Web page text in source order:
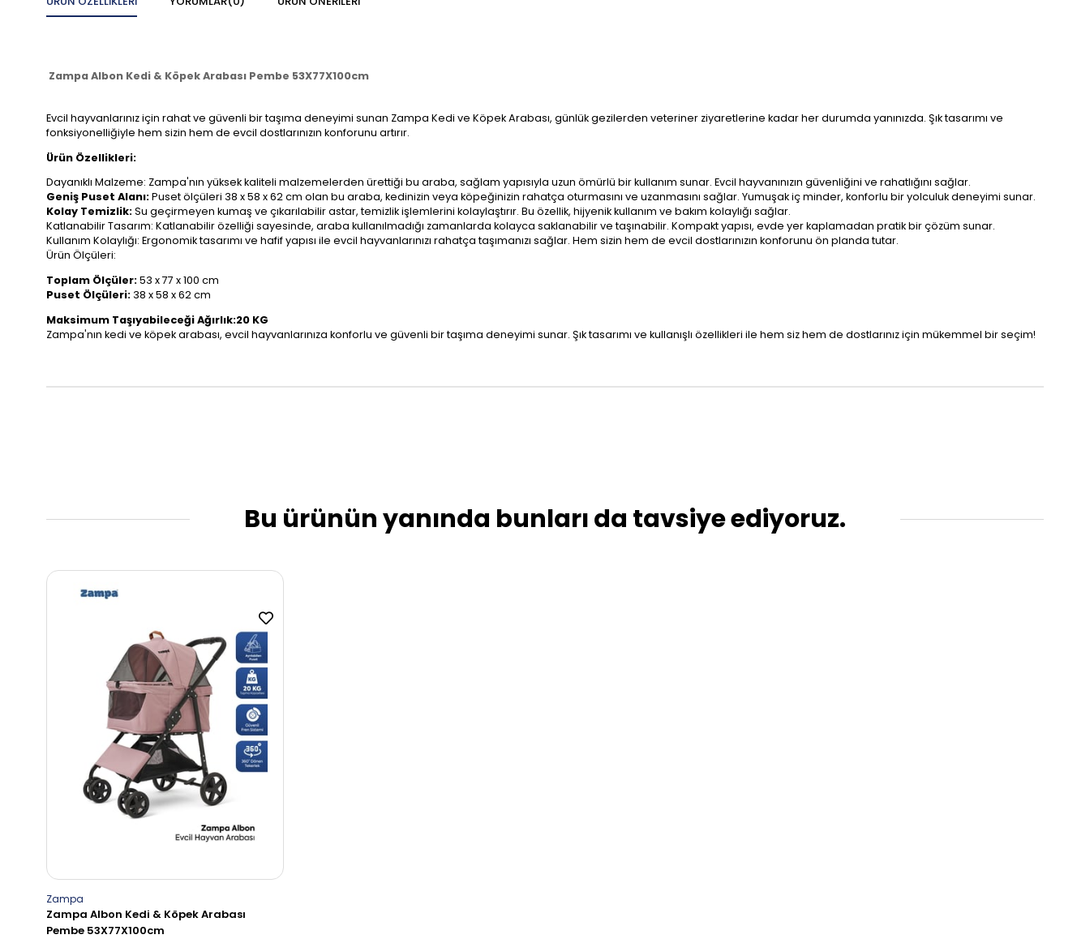
Zampa Albon Kedi & Köpek Arabası Pembe 53X77X100cm
Evcil hayvanlarınız için rahat ve güvenli bir taşıma deneyimi sunan Zampa Kedi ve Köpek Arabası, günlük gezilerden veteriner ziyaretlerine kadar her durumda yanınızda. Şık tasarımı ve
fonksiyonelliğiyle hem sizin hem de evcil dostlarınızın konforunu artırır.
Ürün Özellikleri:
Dayanıklı Malzeme: Zampa'nın yüksek kaliteli malzemelerden ürettiği bu araba, sağlam yapısıyla uzun ömürlü bir kullanım sunar. Evcil hayvanınızın güvenliğini ve rahatlığını sağlar.
Geniş Puset Alanı:Puset ölçüleri 38 x 58 x 62 cm olan bu araba, kedinizin veya köpeğinizin rahatça oturmasını ve uzanmasını sağlar. Yumuşak iç minder, konforlu bir yolculuk deneyimi sunar.
Kolay Temizlik:Su geçirmeyen kumaş ve çıkarılabilir astar, temizlik işlemlerini kolaylaştırır. Bu özellik, hijyenik kullanım ve bakım kolaylığı sağlar.
Katlanabilir Tasarım: Katlanabilir özelliği sayesinde, araba kullanılmadığı zamanlarda kolayca saklanabilir ve taşınabilir. Kompakt yapısı, evde yer kaplamadan pratik bir çözüm sunar.
Kullanım Kolaylığı: Ergonomik tasarımı ve hafif yapısı ile evcil hayvanlarınızı rahatça taşımanızı sağlar. Hem sizin hem de evcil dostlarınızın konforunu ön planda tutar.
Ürün Ölçüleri:
Toplam Ölçüler:53 x 77 x 100 cm
Puset Ölçüleri: 38 x 58 x 62 cm
Maksimum Taşıyabileceği Ağırlık:20 KG
Zampa'nın kedi ve köpek arabası, evcil hayvanlarınıza konforlu ve güvenli bir taşıma deneyimi sunar. Şık tasarımı ve kullanışlı özellikleri ile hem siz hem de dostlarınız için mükemmel bir seçim!
Bu ürünün yanında bunları da tavsiye ediyoruz.
Zampa
Zampa Albon Kedi & Köpek Arabası
Pembe 53X77X100cm